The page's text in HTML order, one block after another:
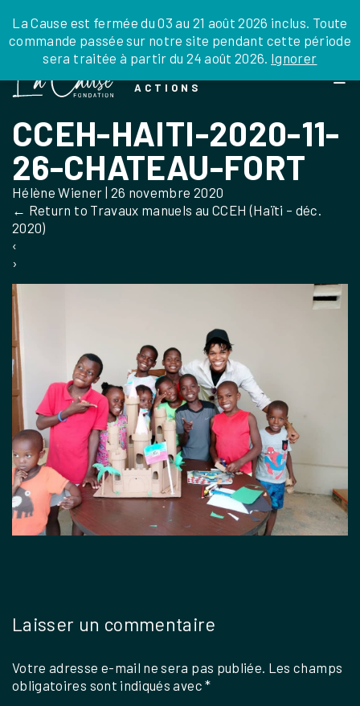
to
the
La Cause est fermée du 03 au 21 août 2026 inclus. Toute
commande passée sur notre site pendant cette période
sera traitée à partir du 24 août 2026. Ignorer
JE DONNE JE PARRAINE NOUS SOUTENIR
DEPUIS LA FRANCE
DEPUIS L’INTERNATIONAL
EN TANT QU’ORGANISATION
LEGS, LIBÉRALITÉS
0 ARTICLE
ACTIONS
CCEH-HAITI-2020-11-
26-CHATEAU-FORT
Hélène Wiener | 26 novembre 2020
← Return to Travaux manuels au CCEH (Haïti – déc.
2020)
‹
›
Laisser un commentaire
Votre adresse e-mail ne sera pas publiée. Les champs
obligatoires sont indiqués avec*